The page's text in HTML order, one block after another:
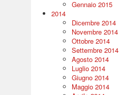
Gennaio 2015
2014
Dicembre 2014
Novembre 2014
Ottobre 2014
Settembre 2014
Agosto 2014
Luglio 2014
Giugno 2014
Maggio 2014